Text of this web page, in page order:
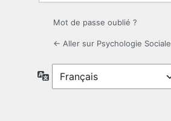
Mot de passe oublié ?
← Aller sur Psychologie Sociale
Langue